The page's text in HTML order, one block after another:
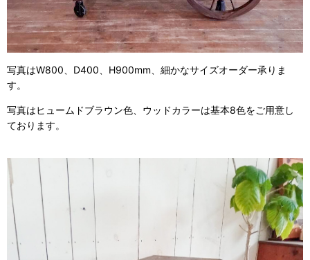
写真はW800、D400、H900mm、細かなサイズオーダー承りま
す。
写真はヒュームドブラウン色、ウッドカラーは基本8色をご用意し
ております。